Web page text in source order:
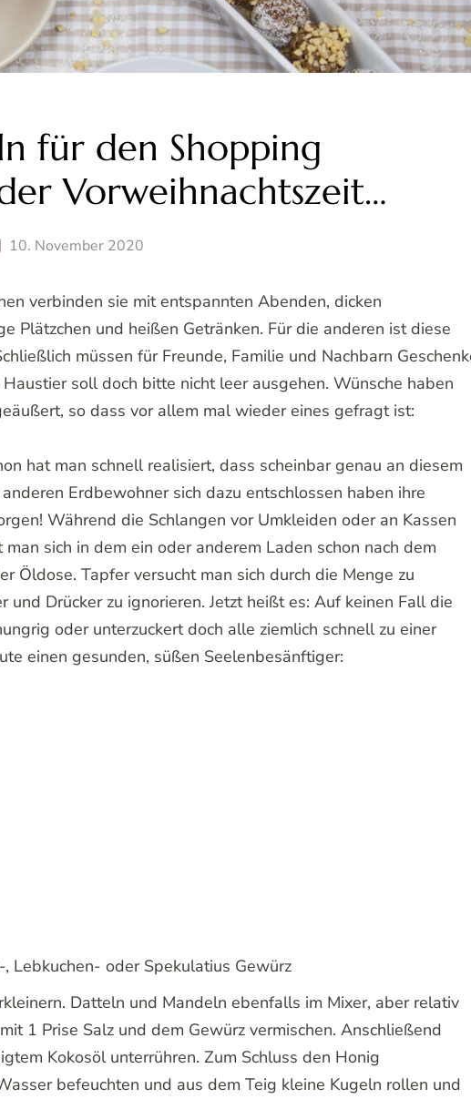
für den Shopping
Vorweihnachtszeit…
10. November 2020
verbinden sie mit entspannten Abenden, dicken
Plätzchen und heißen Getränken. Für die anderen ist diese
müssen für Freunde, Familie und Nachbarn
soll doch bitte nicht leer ausgehen. Wünsche haben
so dass vor allem mal wieder eines gefragt ist:
hat man schnell realisiert, dass scheinbar genau an diesem
Erdbewohner sich dazu entschlossen haben ihre
Während die Schlangen vor Umkleiden oder an Kassen
sich in dem ein oder anderem Laden schon nach dem
Öldose. Tapfer versucht man sich durch die Menge zu
und Drücker zu ignorieren. Jetzt heißt es: Auf keinen Fall die
oder unterzuckert doch alle ziemlich schnell zu einer
einen gesunden, süßen Seelenbesänftiger:
Lebkuchen- oder Spekulatius Gewürz
Datteln und Mandeln ebenfalls im Mixer, aber relativ
1 Prise Salz und dem Gewürz vermischen. Anschließend
Kokosöl unterrühren. Zum Schluss den Honig
befeuchten und aus dem Teig kleine Kugeln rollen und